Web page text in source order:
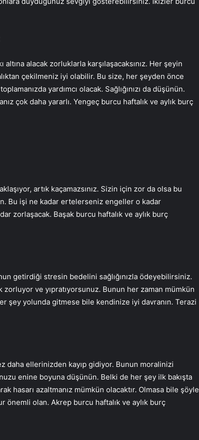
alacak zorluklarla karşılaşacaksınız. Her şeyin
çekilmeniz iyi olabilir. Bu size, her şeyden önce
yardımcı olacak. Sağlığınızı da düşünün.
çok daha yararlı. Yengeç burcu haftalık ve aylık burç
artık kaçamazsınız. Sizin için zor da olsa bu
Bu işi ne kadar ertelerseniz engeller o kadar
zorlaşacak. Başak burcu haftalık ve aylık burç
getirdiği stresin bedelini sağlığınızla ödeyebilirsiniz.
ve yıpratıyorsunuz. Bunun her zaman mümkün
şey yolunda gitmese bile kendinize iyi davranın. Terazi
daha ellerinizden kayıp gidiyor. Bunun moralinizi
enine boyuna düşünün. Belki de her şey ilk bakışta
hasarı azaltmanız mümkün olacaktır. Olmasa bile şöyle
önemli olan. Akrep burcu haftalık ve aylık burç